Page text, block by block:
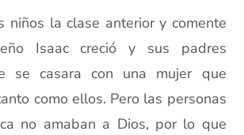
niños la clase anterior y comente
Isaac creció y sus padres
se casara con una mujer que
como ellos. Pero las personas
no amaban a Dios, por lo que